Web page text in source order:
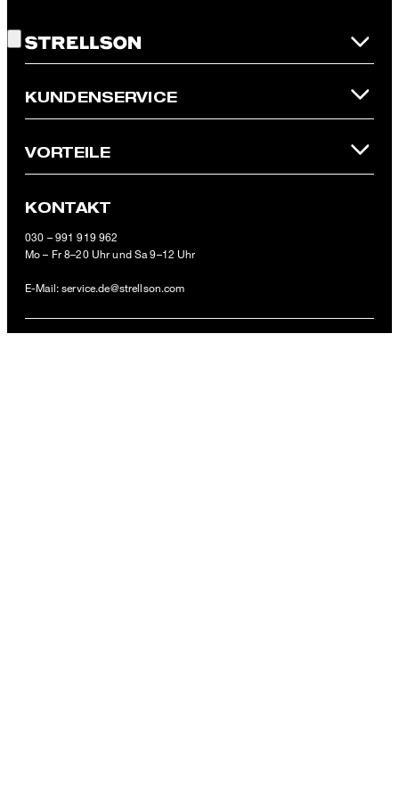
Strellson-Trikot "Limited Edition", rot
89,95 €
49,95 €
widerrufen.
* Pflichtfeld
**Der 10 € Gutschein ist einmalig ab einem Mindestbestellwert von
100 € (Wert nach Abzug von Retouren/Warenrückgaben) im
KUNDENSERVICE
VORTEILE
KONTAKT
030 – 991 919 962
Mo – Fr 8–20 Uhr und Sa 9–12 Uhr
E-Mail:service.de@strellson.com